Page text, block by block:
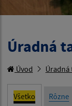
Úradná
Úvod Úradná
Všetko Rôzne